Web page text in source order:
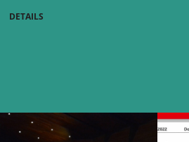
DETAILS